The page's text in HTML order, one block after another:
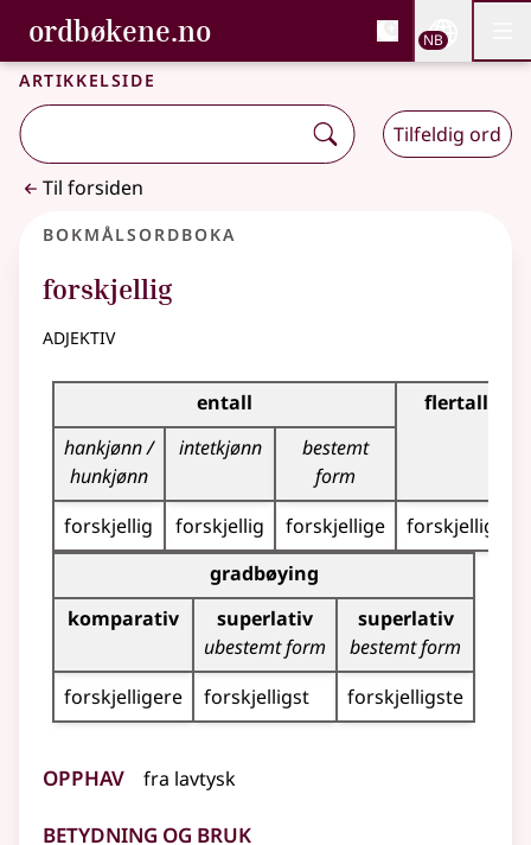
Gå til hovedinnhold
Tilgjengelighet
ordbøkene.no, Bokmålsordboka og
Bokmålsordboka og Nynorskordboka
NB
Artikkelside
Tilfeldig ord
Til forsiden
Bokmålsordboka
forskjellig
adjektiv
Bøyingstabell for dette adjektivet
entall
flertall
hankjønn /
hunkjønn
intetkjønn
bestemt
form
forskjellig
forskjellig forskjellige
forskjellige
Bøyingstabell for dette adjektivet (gradbøying)
gradbøying
komparativ
superlativ
ubestemt form
superlativ
bestemt form
forskjelligere
forskjelligst forskjelligste
Opphav fra lavtysk
Betydning og bruk